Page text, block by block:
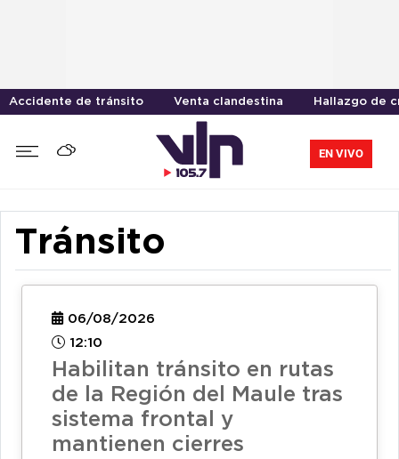
Accidente de tránsito Venta clandestina Hallazgo de
EN VIVO
Tránsito
06/08/2026
12:10
Habilitan tránsito en rutas
de la Región del Maule tras
sistema frontal y
mantienen cierres